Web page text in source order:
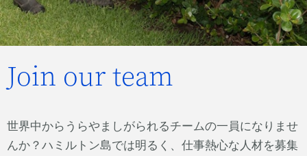
Join our team
世界中からうらやましがられるチームの一員になりませ
んか？ハミルトン島では明るく、仕事熱心な人材を募集